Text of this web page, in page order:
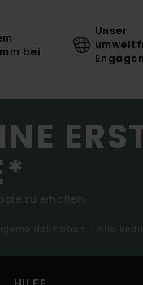
bei
Unser
zu erhalten.
haben - Alle